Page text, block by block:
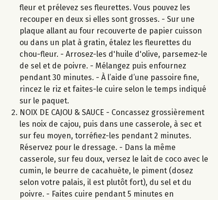
fleur et prélevez ses fleurettes. Vous pouvez les
recouper en deux si elles sont grosses. - Sur une
plaque allant au four recouverte de papier cuisson
ou dans un plat à gratin, étalez les fleurettes du
chou-fleur. - Arrosez-les d'huile d'olive, parsemez-le
de sel et de poivre. - Mélangez puis enfournez
pendant 30 minutes. - À l’aide d’une passoire fine,
rincez le riz et faites-le cuire selon le temps indiqué
sur le paquet.
NOIX DE CAJOU & SAUCE - Concassez grossièrement
les noix de cajou, puis dans une casserole, à sec et
sur feu moyen, torréfiez-les pendant 2 minutes.
Réservez pour le dressage. - Dans la même
casserole, sur feu doux, versez le lait de coco avec le
cumin, le beurre de cacahuète, le piment (dosez
selon votre palais, il est plutôt fort), du sel et du
poivre. - Faites cuire pendant 5 minutes en